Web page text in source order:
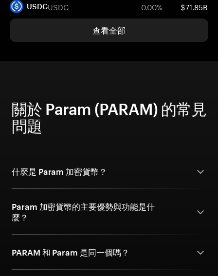
USDCUSDC 0.00% $71.85B
查看全部
關於 Param (PARAM) 的常見
問題
什麼是 Param 加密貨幣？
Param 加密貨幣的主要優勢與功能是什
麼？
PARAM 和 Param 是同一個嗎？